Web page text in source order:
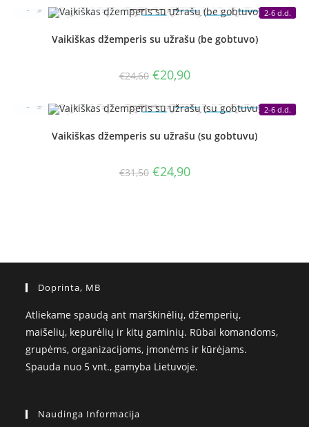
2-6 d.d.
Vaikiškas džemperis su užrašu (be gobtuvo)
€24,60 Original
price
€24,60.
€20,90Current
price
€20,90.
2-6 d.d.
Vaikiškas džemperis su užrašu (su gobtuvu)
€31,50 Original
price
€24,90Current
price
Doprinta, MB
Atliekame spaudą ant marškinėlių, džemperių,
maišelių, kepurėlių ir kitų gaminių. Rūbai komandoms,
grupėms, organizacijoms, įmonėms ir kūrėjams.
Spauda nuo 5 vnt., gamyba Lietuvoje.
Naudinga Informacija